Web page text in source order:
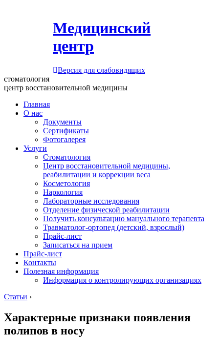
Медицинский
центр
Версия для слабовидящих
стоматология
центр восстановительной медицины
Главная
О нас
Документы
Сертификаты
Фотогалерея
Услуги
Стоматология
Центр восстановительной медицины,
реабилитации и коррекции веса
Косметология
Наркология
Лабораторные исследования
Отделение физической реабилитации
Получить консультацию мануального терапевта
Травматолог-ортопед (детский, взрослый)
Прайс-лист
Записаться на прием
Прайс-лист
Контакты
Полезная информация
Информация о контролирующих организациях
Статьи ›
Характерные признаки появления
полипов в носу